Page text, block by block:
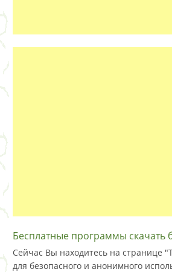
Бесплатные программы скачать
Сейчас Вы находитесь на странице
для безопасного и анонимного